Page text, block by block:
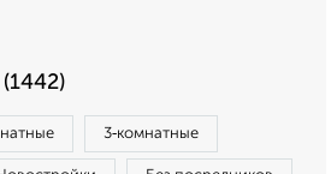
3‑комнатные